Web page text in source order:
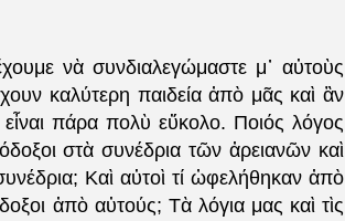
νὰ συνδιαλεγώμαστε μ᾽ αὐτοὺς
καλύτερη παιδεία ἀπὸ μᾶς καὶ ἂν
πάρα πολὺ εὔκολο. Ποιός λόγος
στὰ συνέδρια τῶν ἀρειανῶν καὶ
Καὶ αὐτοὶ τί ὠφελήθηκαν ἀπὸ
ἀπὸ αὐτούς; Τὰ λόγια μας καὶ τὶς